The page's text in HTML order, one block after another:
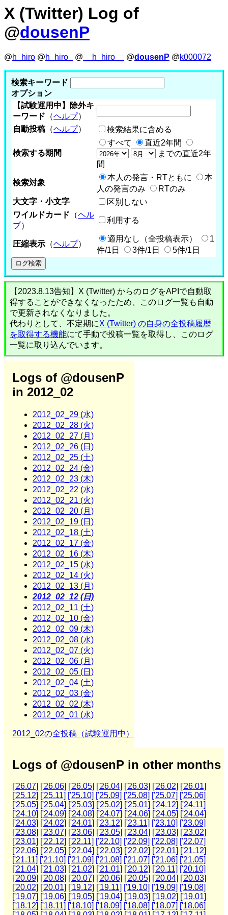
X (Twitter) Log of
@dousenP
@h_hiro @h_hiro_ @ __h_hiro__ @dousenP @k000072
検索キーワード
オプション
【試験運用中】除外キ
ーワード （ヘルプ）
自動投稿 （ヘルプ） 検索結果に含める
検索する期間
すべて
直近2年間
までの直近2年
間
検索対象
本人の発言・RTともに
本
人の発言のみ
RTのみ
大文字・小文字
区別しない
ワイルドカード （ヘル
プ）
利用する
圧縮表示 （ヘルプ）
適用なし（全投稿表示）
1
件/1日
3件/1日 5件/1日
【2023.8.13告知】X (Twitter) からのログをAPIで自動取
得することができなくなったため、このログ一覧も自動
で更新されなくなりました。
代わりとして、不定期にX (Twitter) の自身の全投稿履歴
を取得する機能にて手動で投稿一覧を取得し、このログ
一覧に取り込んでいます。
Logs of @dousenP
in 2012_02
2012_02_29 (水)
2012_02_28 (火)
2012_02_27 (月)
2012_02_26 (日)
2012_02_25 (土)
2012_02_24 (金)
2012_02_23 (木)
2012_02_22 (水)
2012_02_21 (火)
2012_02_20 (月)
2012_02_19 (日)
2012_02_18 (土)
2012_02_17 (金)
2012_02_16 (木)
2012_02_15 (水)
2012_02_14 (火)
2012_02_13 (月)
2012_02_12 (日)
2012_02_11 (土)
2012_02_10 (金)
2012_02_09 (木)
2012_02_08 (水)
2012_02_07 (火)
2012_02_06 (月)
2012_02_05 (日)
2012_02_04 (土)
2012_02_03 (金)
2012_02_02 (木)
2012_02_01 (水)
2012_02の全投稿（試験運用中）
Logs of @dousenP in other months
['26.07] ['26.06] ['26.05] ['26.04] ['26.03] ['26.02] ['26.01]
['25.12] ['25.11] ['25.10] ['25.09] ['25.08] ['25.07] ['25.06]
['25.05] ['25.04] ['25.03] ['25.02] ['25.01] ['24.12] ['24.11]
['24.10] ['24.09] ['24.08] ['24.07] ['24.06] ['24.05] ['24.04]
['24.03] ['24.02] ['24.01] ['23.12] ['23.11] ['23.10] ['23.09]
['23.08] ['23.07] ['23.06] ['23.05] ['23.04] ['23.03] ['23.02]
['23.01] ['22.12] ['22.11] ['22.10] ['22.09] ['22.08] ['22.07]
['22.06] ['22.05] ['22.04] ['22.03] ['22.02] ['22.01] ['21.12]
['21.11] ['21.10] ['21.09] ['21.08] ['21.07] ['21.06] ['21.05]
['21.04] ['21.03] ['21.02] ['21.01] ['20.12] ['20.11] ['20.10]
['20.09] ['20.08] ['20.07] ['20.06] ['20.05] ['20.04] ['20.03]
['20.02] ['20.01] ['19.12] ['19.11] ['19.10] ['19.09] ['19.08]
['19.07] ['19.06] ['19.05] ['19.04] ['19.03] ['19.02] ['19.01]
['18.12] ['18.11] ['18.10] ['18.09] ['18.08] ['18.07] ['18.06]